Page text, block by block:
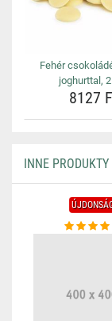
Fehér
joghurttal,
8127
INNE